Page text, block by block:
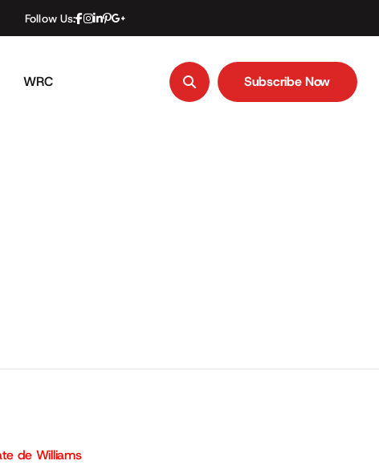
Follow Us:
WRC Subscribe Now
de Williams